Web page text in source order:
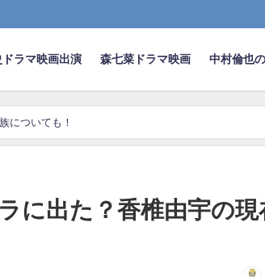
ドラマ映画出演 森七菜ドラマ映画 中村倫也
についても！
に出た？香椎由宇の現